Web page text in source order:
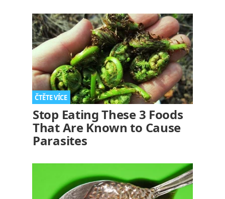
Stop Eating These 3 Foods
That Are Known to Cause
Parasites